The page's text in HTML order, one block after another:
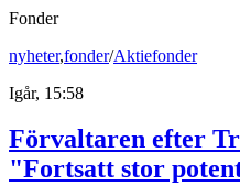
Fonder
nyheter,fonder/Aktiefonder
Igår, 15:58
Förvaltaren efter
"Fortsatt stor